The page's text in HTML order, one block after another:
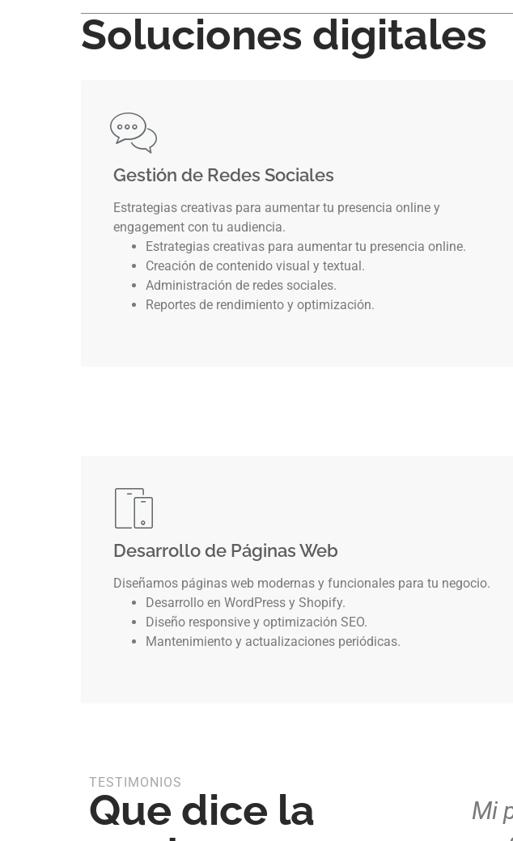
Soluciones digitales
Gestión de Redes Sociales
Estrategias creativas para aumentar tu presencia online y
engagement con tu audiencia.
Estrategias creativas para aumentar tu presencia online.
Creación de contenido visual y textual.
Administración de redes sociales.
Reportes de rendimiento y optimización.
Desarrollo de Páginas Web
Diseñamos páginas web modernas y funcionales para tu negocio.
Desarrollo en WordPress y Shopify.
Diseño responsive y optimización SEO.
Mantenimiento y actualizaciones periódicas.
TESTIMONIOS
Que dice la
diseñó una página web clara y
Mi